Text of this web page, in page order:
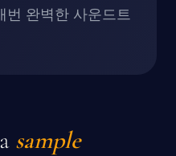
번 완벽한 사운드트
sample